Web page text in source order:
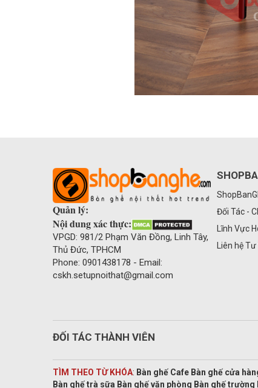
Quản lý:
Nội dung xác thực:
VPGD: 981/2 Phạm Văn Đồng, Linh Tây,
Thủ Đức, TPHCM
Phone: 0901438178 - Email:
cskh.setupnoithat@gmail.com
Đối Tác -
Lĩnh Vực
Liên hệ Tư
ĐỐI TÁC THÀNH VIÊN
TÌM THEO TỪ KHÓA: Bàn ghế Cafe Bàn ghế cửa
Bàn ghế trà sữa Bàn ghế văn phòng Bàn ghế